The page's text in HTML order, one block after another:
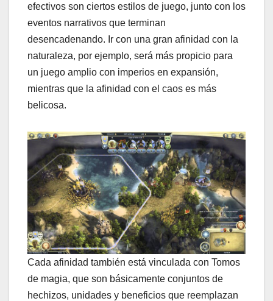
efectivos son ciertos estilos de juego, junto con los
eventos narrativos que terminan
desencadenando. Ir con una gran afinidad con la
naturaleza, por ejemplo, será más propicio para
un juego amplio con imperios en expansión,
mientras que la afinidad con el caos es más
belicosa.
Cada afinidad también está vinculada con Tomos
de magia, que son básicamente conjuntos de
hechizos, unidades y beneficios que reemplazan